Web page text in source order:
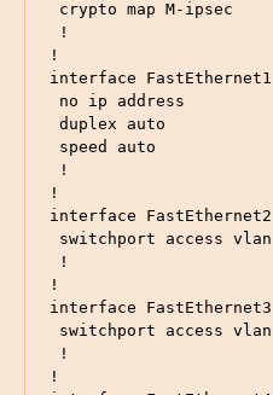
!
interface FastEthernet1
!
interface FastEthernet2
!
interface FastEthernet3
!